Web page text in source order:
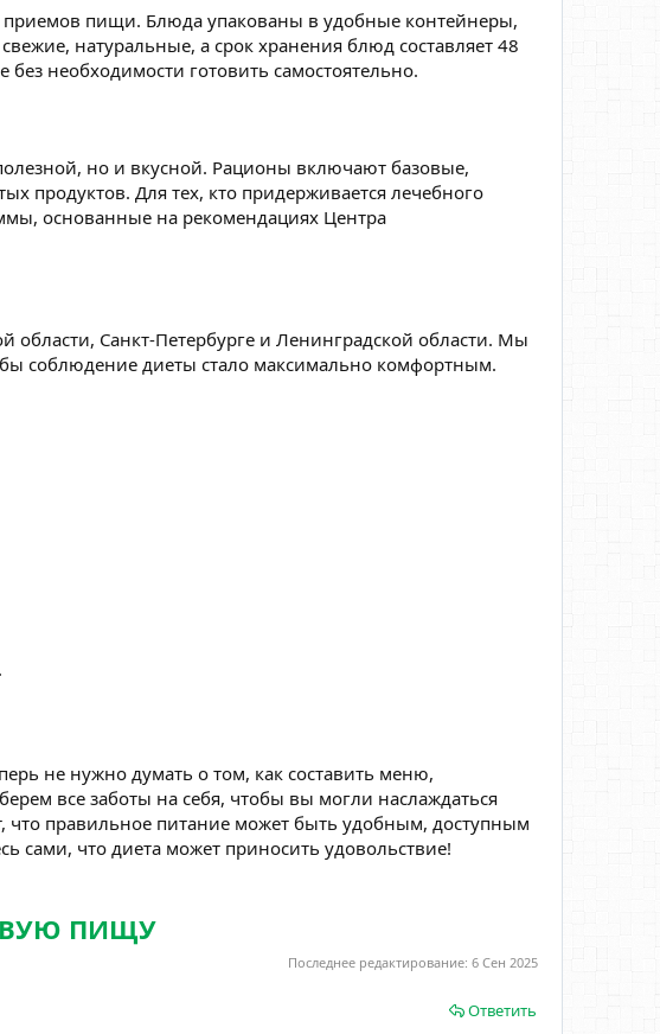
пищи. Блюда упакованы в удобные контейнеры,
натуральные, а срок хранения блюд составляет 48
необходимости готовить самостоятельно.
но и вкусной. Рационы включают базовые,
продуктов. Для тех, кто придерживается лечебного
основанные на рекомендациях Центра
области, Санкт-Петербурге и Ленинградской области. Мы
соблюдение диеты стало максимально комфортным.
не нужно думать о том, как составить меню,
все заботы на себя, чтобы вы могли наслаждаться
что правильное питание может быть удобным, доступным
что диета может приносить удовольствие!
ПИЩУ
Последнее редактирование: 6 Сен 2025
Ответить